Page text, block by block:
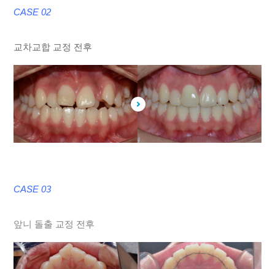
CASE 02
교차교합 교정 전후
CASE 03
앞니 돌출 교정 전후